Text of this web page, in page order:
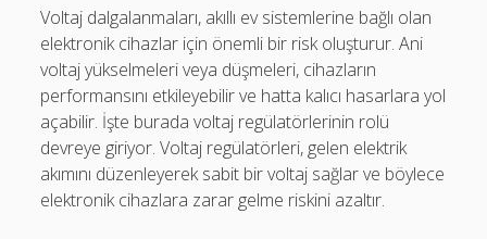
Voltaj dalgalanmaları, akıllı ev sistemlerine bağlı olan
elektronik cihazlar için önemli bir risk oluşturur. Ani
voltaj yükselmeleri veya düşmeleri, cihazların
performansını etkileyebilir ve hatta kalıcı hasarlara yol
açabilir. İşte burada voltaj regülatörlerinin rolü
devreye giriyor. Voltaj regülatörleri, gelen elektrik
akımını düzenleyerek sabit bir voltaj sağlar ve böylece
elektronik cihazlara zarar gelme riskini azaltır.